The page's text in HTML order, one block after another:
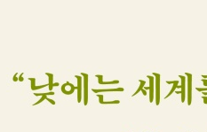
편지』 중에서 _ 조르주 상드 (편
던 모험기 _ 버지니아 울프 (에세이)